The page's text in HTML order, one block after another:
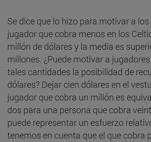
Se dice que lo hizo para motivar a
jugador que cobra menos en los
millón de dólares y la media es
millones. ¿Puede motivar a
tales cantidades la posibilidad de
dólares? Dejar cien dólares en el
jugador que cobra un millón es
dos para una persona que cobra
puede representar un esfuerzo
tenemos en cuenta que el que cobra